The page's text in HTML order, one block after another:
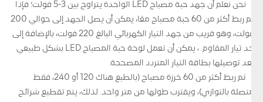
نحن نعلم أن جهد حبة مصباح LED الواحدة يتراوح بين 3-5 فولت؛ فإذا
تم ربط أكثر من 60 حبة مصباح معًا، يمكن أن يصل الجهد إلى حوالي 200
فولت، وهو قريب من جهد التيار الكهربائي البالغ 220 فولت، بالإضافة إلى
حد تيار المقاوم. ، يمكن أن تعمل لوحة حبة المصباح LED بشكل طبيعي
بعد توصيلها بطاقة التيار المتردد المصححة.
تم ربط أكثر من 60 خرزة مصباح (بالطبع هناك 120 أو 240، فقط
متصلة بالتوازي)، ويقترب طولها من متر واحد. لذلك، يتم تقطيع شرائح